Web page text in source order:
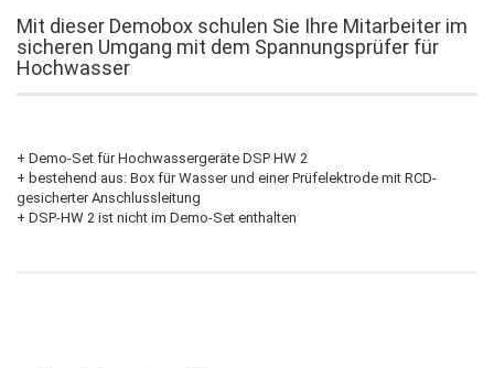
Mit dieser Demobox schulen Sie Ihre Mitarbeiter im
sicheren Umgang mit dem Spannungsprüfer für
Hochwasser
+ Demo-Set für Hochwassergeräte DSP HW 2
+ bestehend aus: Box für Wasser und einer Prüfelektrode mit RCD-
gesicherter Anschlussleitung
+ DSP-HW 2 ist nicht im Demo-Set enthalten